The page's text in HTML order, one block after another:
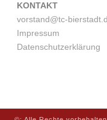
KONTAKT
vorstand@tc-
Impressum
Datenschutzerklärung